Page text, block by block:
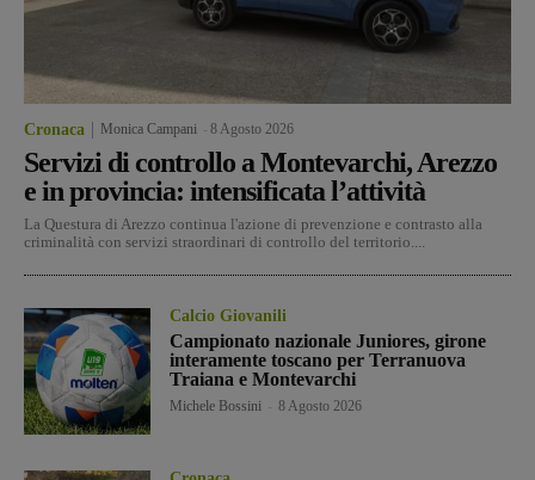
Cronaca Monica Campani 8 Agosto 2026
Servizi di controllo a Montevarchi, Arezzo
e in provincia: intensificata l’attività
La Questura di Arezzo continua l'azione di prevenzione e contrasto alla
criminalità con servizi straordinari di controllo del territorio....
Calcio Giovanili
Campionato nazionale Juniores, girone
interamente toscano per Terranuova
Traiana e Montevarchi
Michele Bossini 8 Agosto 2026